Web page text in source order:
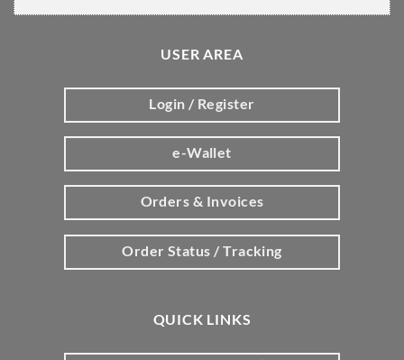
USER AREA
Login / Register
e-Wallet
Orders & Invoices
Order Status / Tracking
QUICK LINKS